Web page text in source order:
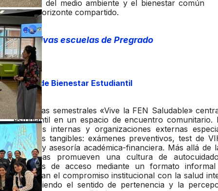
cuidado del medio ambiente y el bienestar común
como horizonte compartido.
Iniciativas escuelas de Pregrado
Ferias de Bienestar Estudiantil
Las ferias semestrales «Vive la FEN Saludable»
estudiantil en un espacio de encuentro comunitario.
unidades internas y organizaciones externas
servicios tangibles: exámenes preventivos, test de
mental y asesoría académica-financiera. Más allá de
las ferias promueven una cultura de
barreras de acceso mediante un formato
refuerzan el compromiso institucional con la salud
fortaleciendo el sentido de pertenencia y la